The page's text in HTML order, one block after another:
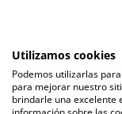
Utilizamos cookies
Podemos utilizarlas
para mejorar nuestro
brindarle una excelente